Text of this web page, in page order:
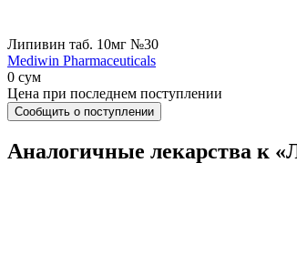
Липивин таб. 10мг №30
Mediwin Pharmaceuticals
0 сум
Цена при последнем поступлении
Сообщить о поступлении
Аналогичные лекарства к